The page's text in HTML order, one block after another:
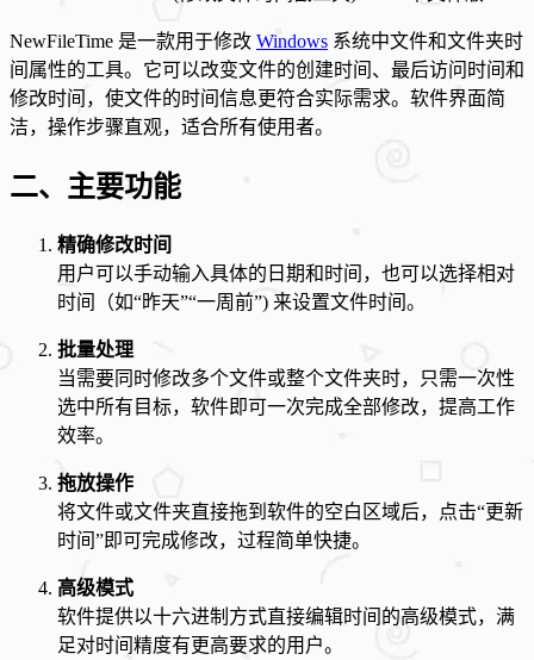
NewFileTime 是一款用于修改 Windows 系统中文件和文件夹时
间属性的工具。它可以改变文件的创建时间、最后访问时间和
修改时间，使文件的时间信息更符合实际需求。软件界面简
洁，操作步骤直观，适合所有使用者。
二、主要功能
精确修改时间
用户可以手动输入具体的日期和时间，也可以选择相对
时间（如“昨天”“一周前”) 来设置文件时间。
批量处理
当需要同时修改多个文件或整个文件夹时，只需一次性
选中所有目标，软件即可一次完成全部修改，提高工作
效率。
拖放操作
将文件或文件夹直接拖到软件的空白区域后，点击“更新
时间”即可完成修改，过程简单快捷。
高级模式
软件提供以十六进制方式直接编辑时间的高级模式，满
足对时间精度有更高要求的用户。